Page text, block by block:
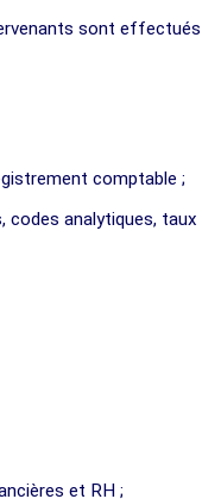
sont effectués
comptable ;
codes analytiques, taux
et RH ;